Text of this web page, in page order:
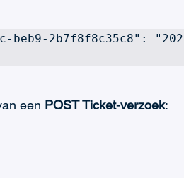
beb9-2b7f8f8c35c8":
een POST Ticket-verzoek: